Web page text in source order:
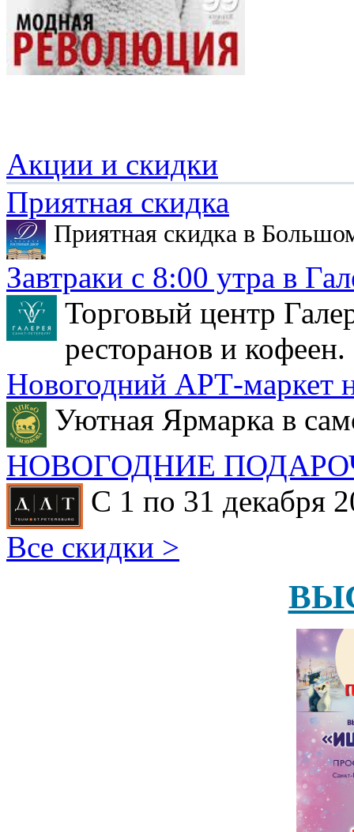
Акции и скидки
Приятная скидка
Приятная скидка в
Завтраки с 8:00 утра в
Торговый центр
ресторанов и кофеен.
Новогодний АРТ-маркет
Уютная Ярмарка в
НОВОГОДНИЕ
С 1 по 31 декабря
Все скидки >